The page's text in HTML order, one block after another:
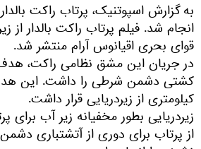
به گزارش اسپوتنیک، پرتاب راکت
انجام شد. فیلم پرتاب راکت بالدار از
قوای بحری اقیانوس آرام منتشر شد.
در جریان این مشق نظامی راکت، هدف
کیلومتری از زیردریایی قرار داشت.
زیردریایی بطور مخفیانه زیر آب
از پرتاب برای دوری از آتشتباری